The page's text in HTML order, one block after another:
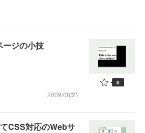
ージの小技
2009/08/21
0
CSS対応のWebサ